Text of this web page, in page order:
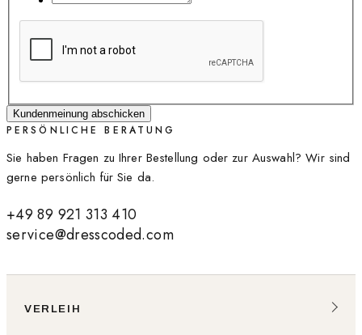
Kundenmeinung abschicken
PERSÖNLICHE BERATUNG
Sie haben Fragen zu Ihrer Bestellung oder zur Auswahl? Wir sind
gerne persönlich für Sie da.
+49 89 921 313 410
service@dresscoded.com
VERLEIH